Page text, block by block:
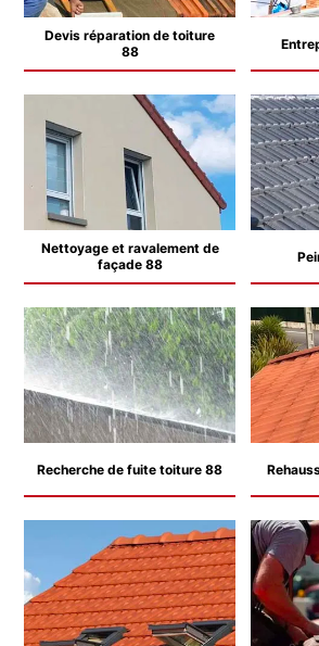
Devis réparation de toiture
88
Nettoyage et ravalement de
façade 88
Recherche de fuite toiture 88